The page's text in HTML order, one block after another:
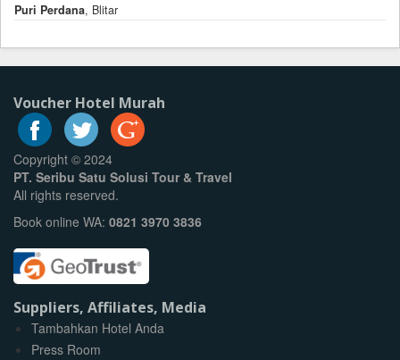
Puri Perdana, Blitar
Voucher Hotel Murah
Copyright © 2024
PT. Seribu Satu Solusi Tour & Travel
All rights reserved.
Book online WA: 0821 3970 3836
Suppliers, Affiliates, Media
Tambahkan Hotel Anda
Press Room